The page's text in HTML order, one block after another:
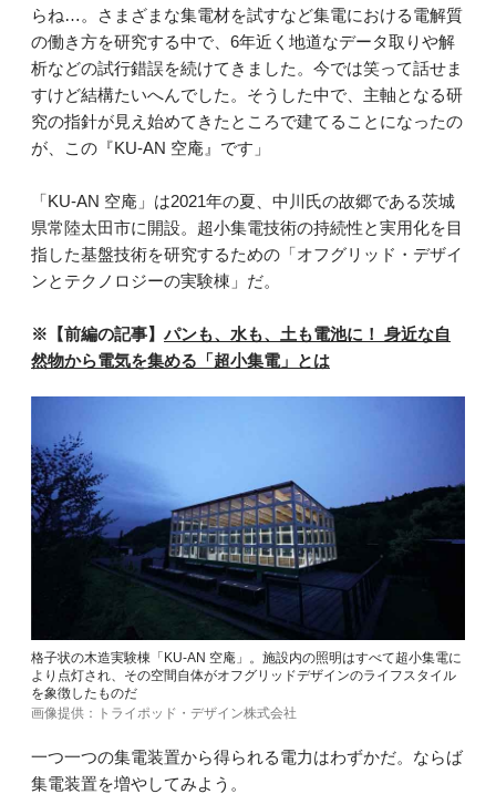
らね…。さまざまな集電材を試すなど集電における電解質
の働き方を研究する中で、6年近く地道なデータ取りや解
析などの試行錯誤を続けてきました。今では笑って話せま
すけど結構たいへんでした。そうした中で、主軸となる研
究の指針が見え始めてきたところで建てることになったの
が、この『KU-AN 空庵』です」
「KU-AN 空庵」は2021年の夏、中川氏の故郷である茨城
県常陸太田市に開設。超小集電技術の持続性と実用化を目
指した基盤技術を研究するための「オフグリッド・デザイ
ンとテクノロジーの実験棟」だ。
※【前編の記事】 パンも、水も、土も電池に！ 身近な自
然物から電気を集める「超小集電」とは
格子状の木造実験棟「KU-AN 空庵」。施設内の照明はすべて超小集電に
より点灯され、その空間自体がオフグリッドデザインのライフスタイル
を象徴したものだ
画像提供：トライポッド・デザイン株式会社
一つ一つの集電装置から得られる電力はわずかだ。ならば
集電装置を増やしてみよう。